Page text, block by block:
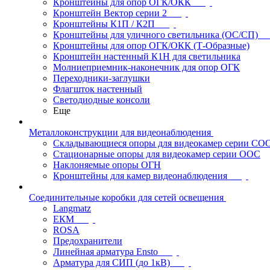
Кронштейны для опор ОГК/ОКК
Кронштейн Вектор серии 2
Кронштейны К1П / К2П
Кронштейны для уличного светильника (ОС/СП)
Кронштейны для опор ОГК/ОКК (Т-Образные)
Кронштейн настенный К1Н для светильника
Молниеприемник-наконечник для опор ОГК
Переходники-заглушки
Флагшток настенный
Светодиодные консоли
Еще
Металлоконструкции для видеонаблюдения
Складывающиеся опоры для видеокамер серии
Стационарные опоры для видеокамер серии ООС
Наклоняемые опоры ОГН
Кронштейны для камер видеонаблюдения
Соединительные коробки для сетей освещения
Langmatz
ЕКМ
ROSA
Предохранители
Линейная арматура Ensto
Арматура для СИП (до 1кВ)